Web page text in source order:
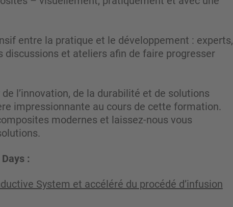
entre la pratique et le développement : experts,
et ateliers afin de faire progresser
l’innovation, de la durabilité et de solutions
impressionnante au cours de cette formation.
modernes et laissez-nous vous
:
System et accéléré du procédé d’infusion